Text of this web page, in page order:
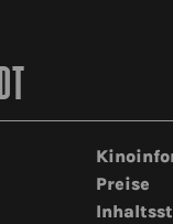
Preise